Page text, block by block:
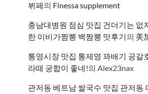
뷔페의 ​Finessa supplement
충남대병원 점심 맛집 건더기는 없
한 이비가짬뽕 백짬뽕 맛후기의 美
통영시장 맛집 통제영 꽈배기 공갈
라떼 궁합이 좋네!의 Alex23nax
관저동 베트남 쌀국수 맛집 관저동